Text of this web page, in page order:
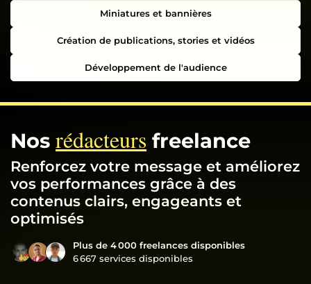
Miniatures et bannières
Création de publications, stories et vidéos
Développement de l'audience
Nos rédacteurs freelance
Renforcez votre message et améliorez
vos performances grâce à des
contenus clairs, engageants et
optimisés
Plus de 4 000 freelances disponibles
6 667 services disponibles